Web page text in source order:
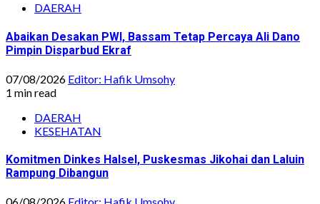
DAERAH
Abaikan Desakan PWI, Bassam Tetap Percaya Ali Dano
Pimpin Disparbud Ekraf
07/08/2026 Editor: Hafik Umsohy
1 min read
DAERAH
KESEHATAN
Komitmen Dinkes Halsel, Puskesmas Jikohai dan Laluin
Rampung Dibangun